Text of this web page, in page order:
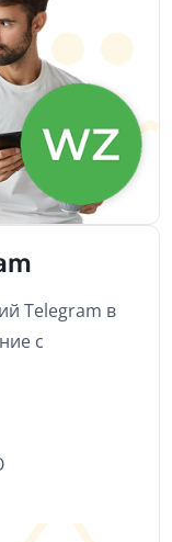
Telegram в
с